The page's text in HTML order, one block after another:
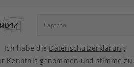
Ich habe die Datenschutzerklärung
Kenntnis genommen und stimme zu,